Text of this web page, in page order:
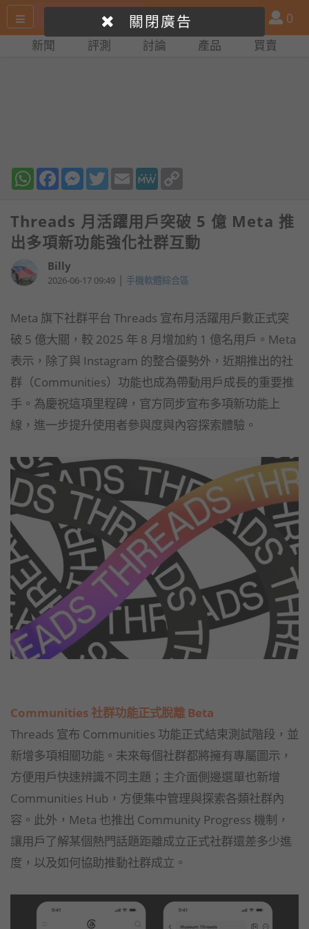
尋
產
品
比
會
員
0
新聞 評測 討論 產品 買賣
WhatsAppFacebookMessenger
TwitterEmail MeWe
Threads 月活躍用戶突破 5 億 Meta 推
出多項新功能強化社群互動
Billy
2026-06-17 09:49 | 手機軟體綜合區
Meta 旗下社群平台 Threads 宣布月活躍用戶數正式突
破 5 億大關，較 2025 年 8 月增加約 1 億名用戶。Meta
表示，除了與 Instagram 的整合優勢外，近期推出的社
群（Communities）功能也成為帶動用戶成長的重要推
手。為慶祝這項里程碑，官方同步宣布多項新功能上
線，進一步提升使用者參與度與內容探索體驗。
Communities 社群功能正式脫離 Beta
Threads 宣布 Communities 功能正式結束測試階段，並
新增多項相關功能。未來每個社群都將擁有專屬圖示，
方便用戶快速辨識不同主題；主介面側邊選單也新增
Communities Hub，方便集中管理與探索各類社群內
容。此外，Meta 也推出 Community Progress 機制，
讓用戶了解某個熱門話題距離成立正式社群還差多少進
度，以及如何協助推動社群成立。
關閉廣告